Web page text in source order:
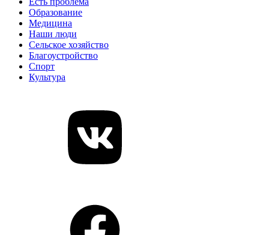
Образование
Медицина
Наши люди
Сельское хозяйство
Благоустройство
Спорт
Культура